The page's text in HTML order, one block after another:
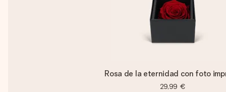
Rosa de la eternidad con foto
29,99 €